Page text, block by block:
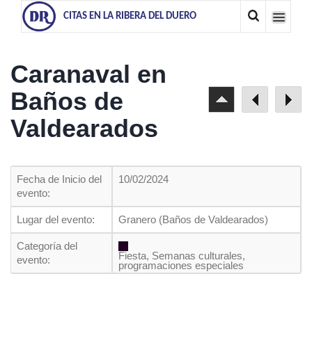
CITAS EN LA RIBERA DEL DUERO
Caranaval en
Baños de
Valdearados
Fecha de Inicio del
evento:
10/02/2024
Lugar del evento: Granero (Baños de Valdearados)
Categoría del
evento:
Fiesta, Semanas culturales,
programaciones especiales